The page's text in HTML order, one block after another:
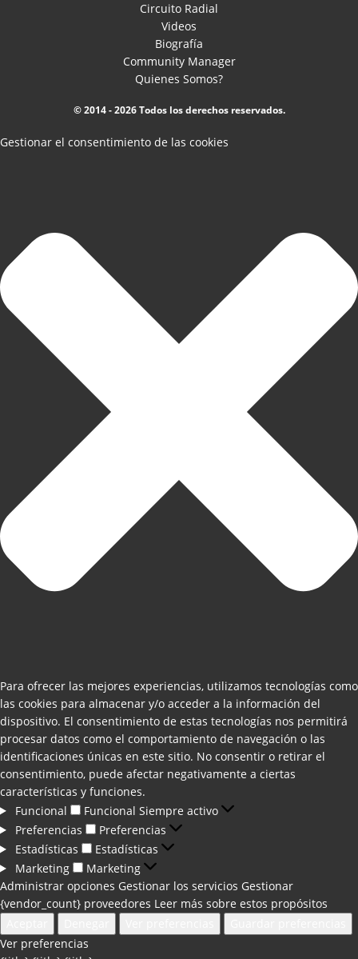
Circuito Radial
Videos
Biografía
Community Manager
Quienes Somos?
© 2014 - 2026 Todos los derechos reservados.
Gestionar el consentimiento de las cookies
Para ofrecer las mejores experiencias, utilizamos tecnologías como
las cookies para almacenar y/o acceder a la información del
dispositivo. El consentimiento de estas tecnologías nos permitirá
procesar datos como el comportamiento de navegación o las
identificaciones únicas en este sitio. No consentir o retirar el
consentimiento, puede afectar negativamente a ciertas
características y funciones.
Funcional
Funcional Siempre activo
Preferencias
Preferencias
Estadísticas
Estadísticas
Marketing
Marketing
Administrar opciones Gestionar los servicios Gestionar
{vendor_count} proveedores Leer más sobre estos propósitos
Ver preferencias